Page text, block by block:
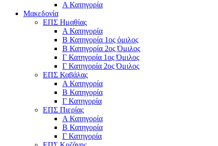
Α Κατηγορία
Μακεδονία
ΕΠΣ Ημαθίας
Α Κατηγορία
Β Κατηγορία 1ος όμιλος
Β Κατηγορία 2ος Όμιλος
Γ Κατηγορία 1ος Όμιλος
Γ Κατηγορία 2ος Όμιλος
ΕΠΣ Καβάλας
Α Κατηγορία
Β Κατηγορία
Γ Κατηγορία
ΕΠΣ Πιερίας
Α Κατηγορία
Β Κατηγορία
Γ Κατηγορία